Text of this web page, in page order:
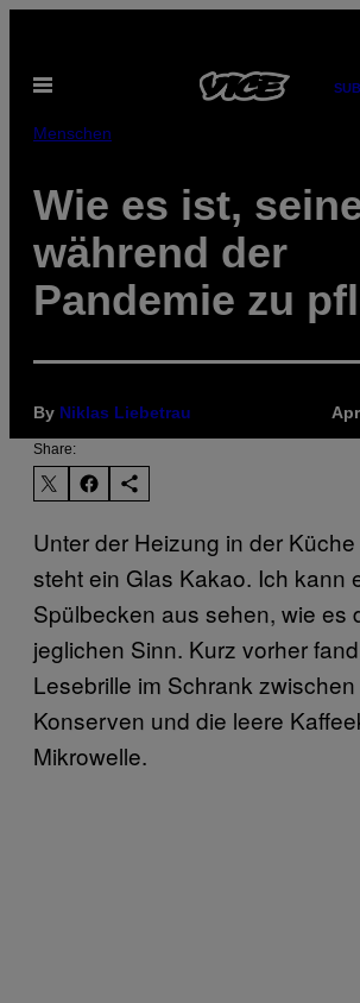
content
Open
Menschen
Wie es ist,
während der
Pandemie zu
By Niklas Liebetrau
Share:
Unter der Heizung in der
steht ein Glas Kakao. Ich kann
Spülbecken aus sehen, wie es
jeglichen Sinn. Kurz vorher
Lesebrille im Schrank
Konserven und die leere
Mikrowelle.